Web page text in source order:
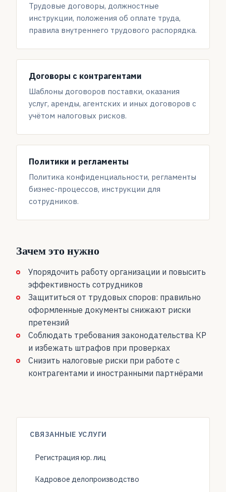
Трудовые договоры, должностные
инструкции, положения об оплате труда,
правила внутреннего трудового распорядка.
Договоры с контрагентами
Шаблоны договоров поставки, оказания
услуг, аренды, агентских и иных договоров с
учётом налоговых рисков.
Политики и регламенты
Политика конфиденциальности, регламенты
бизнес-процессов, инструкции для
сотрудников.
Зачем это нужно
Упорядочить работу организации и повысить
эффективность сотрудников
Защититься от трудовых споров: правильно
оформленные документы снижают риски
претензий
Соблюдать требования законодательства КР
и избежать штрафов при проверках
Снизить налоговые риски при работе с
контрагентами и иностранными партнёрами
СВЯЗАННЫЕ УСЛУГИ
Регистрация юр. лиц
Кадровое делопроизводство